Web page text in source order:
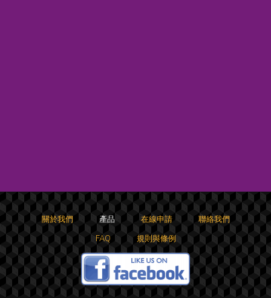
關於我們 產品 在線申請
聯絡我們
FAQ
規則與條例